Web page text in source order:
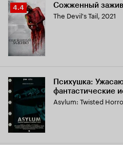
Рейтинг
Кинопоиска
4.4
4.4 Сожженный
The Devil's Tail, 2021
Психушка:
фантастические
Asylum: Twisted